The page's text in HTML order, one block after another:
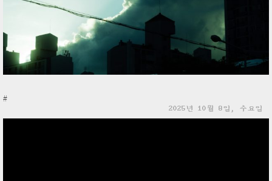
#
2025년 10월 8일, 수요일